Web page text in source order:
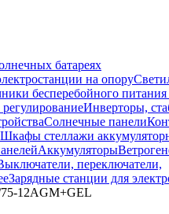
батареях
на опору
бесперебойного
Инверторы,
Солнечные панели
Шкафы стеллажи
Аккумуляторы
переключатели,
Зарядные станции для
12AGM+GEL